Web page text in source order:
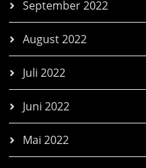
September 2022
August 2022
Juli 2022
Juni 2022
Mai 2022